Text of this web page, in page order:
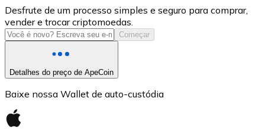
USD Coin
USDC
Desfrute de um processo simples e seguro para comprar,
vender e trocar criptomoedas.
Começar
Detalhes do preço de ApeCoin
Baixe nossa Wallet de auto-custódia